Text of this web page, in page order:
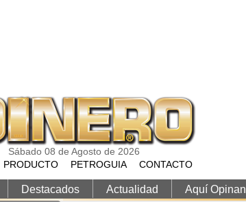
Sábado 08 de Agosto de 2026
PRODUCTO PETROGUIA CONTACTO
Destacados Actualidad Aquí Opinan